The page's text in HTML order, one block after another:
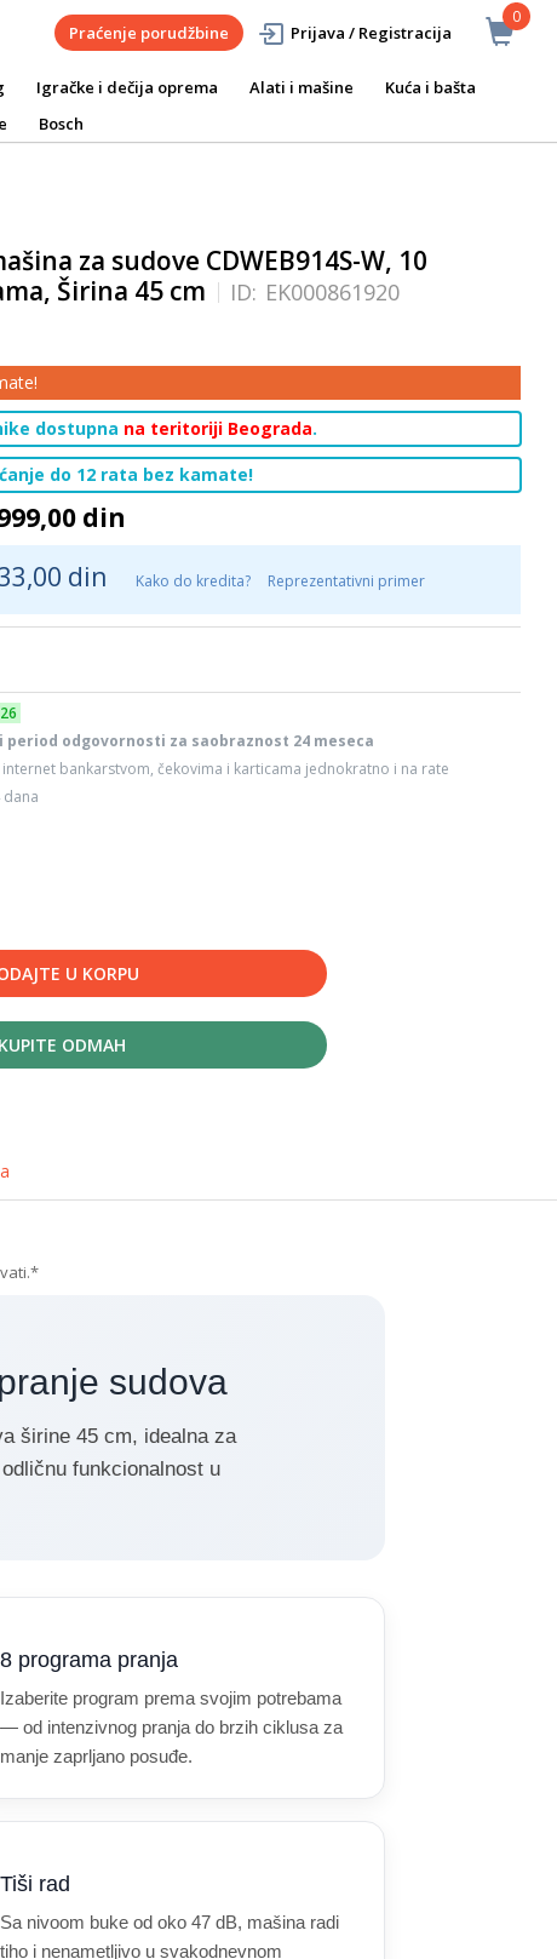
0
Praćenje porudžbine Prijava / Registracija
Igračke i dečija oprema Alati i mašine
Kuća i bašta
Bosch
za sudove CDWEB914S-W, 10
Širina 45 cm
ID: EK000861920
dostupna na teritoriji Beograda.
do 12 rata bez kamate!
din
din Kako do kredita? Reprezentativni primer
period odgovornosti za saobraznost 24 meseca
bankarstvom, čekovima i karticama jednokratno i na rate
U KORPU
KUPITE ODMAH
sudova
širine 45 cm, idealna za
funkcionalnost u
8 programa pranja
Izaberite program prema svojim potrebama
— od intenzivnog pranja do brzih ciklusa za
manje zaprljano posuđe.
Tiši rad
Sa nivoom buke od oko 47 dB, mašina radi
tiho i nenametljivo u svakodnevnom